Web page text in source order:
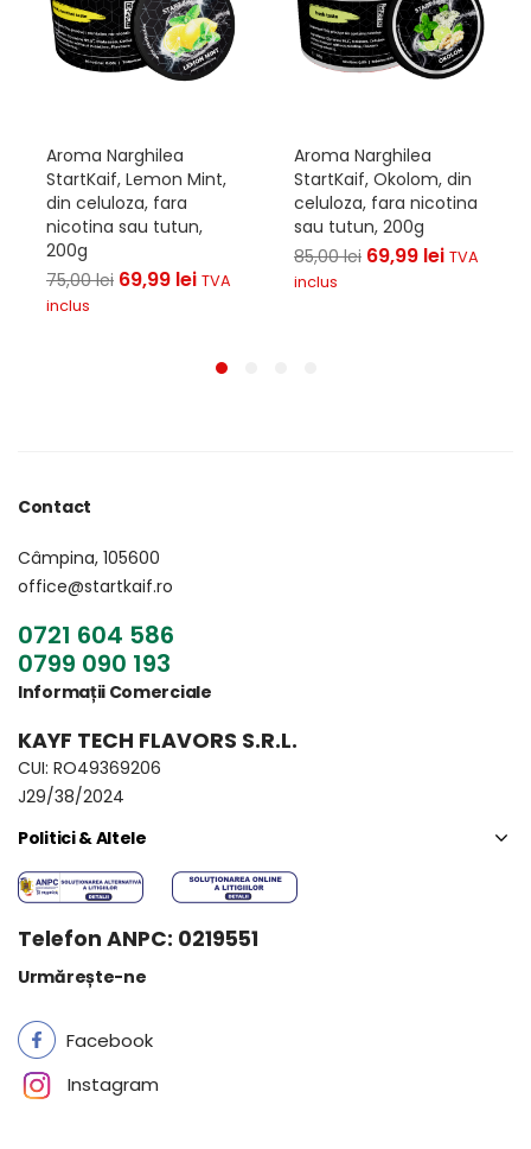
Aroma Narghilea
StartKaif, Lemon Mint,
din celuloza, fara
nicotina sau tutun,
200g
75,00lei 69,99 lei TVA
inclus
Aroma Narghilea
StartKaif, Okolom, din
celuloza, fara nicotina
sau tutun, 200g
85,00lei 69,99 lei TVA
inclus
Contact
Câmpina, 105600
office@startkaif.ro
0721 604 586
0799 090 193
Informații Comerciale
KAYF TECH FLAVORS S.R.L.
CUI: RO49369206
J29/38/2024
Politici & Altele
Telefon ANPC: 0219551
Urmărește-ne
Facebook
Instagram